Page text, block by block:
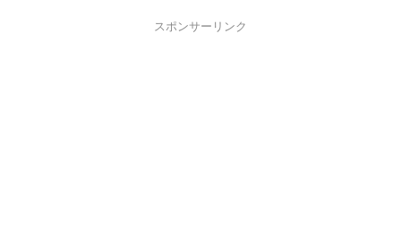
スポンサーリンク